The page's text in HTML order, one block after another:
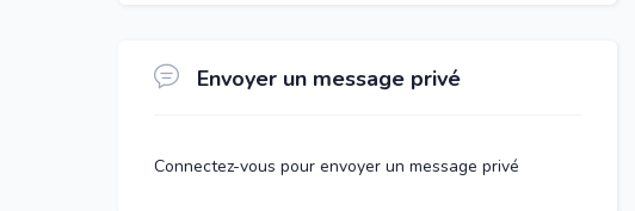
Envoyer un message privé
Connectez-vous pour envoyer un message privé